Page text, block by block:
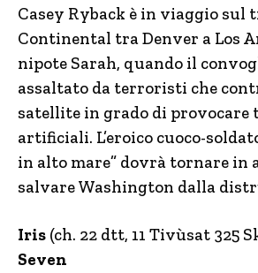
Casey Ryback è in viaggio sul
Continental tra Denver a Los
nipote Sarah, quando il
assaltato da terroristi che
satellite in grado di provocare
artificiali. L’eroico cuoco-
in alto mare” dovrà tornare in
salvare Washington dalla
Iris (ch. 22 dtt, 11 Tivùsat 325
Seven